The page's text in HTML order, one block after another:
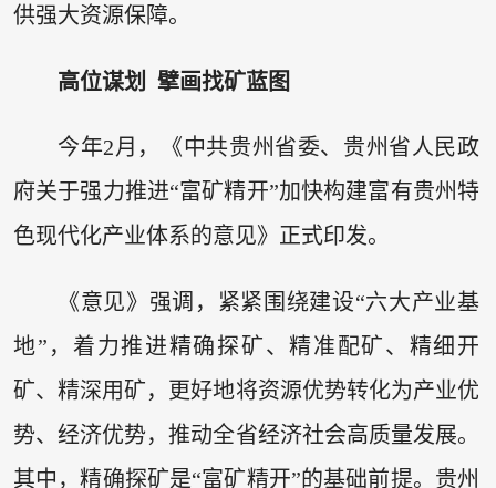
供强大资源保障。
高位谋划 擘画找矿蓝图
今年2月，《中共贵州省委、贵州省人民政
府关于强力推进“富矿精开”加快构建富有贵州特
色现代化产业体系的意见》正式印发。
《意见》强调，紧紧围绕建设“六大产业基
地”，着力推进精确探矿、精准配矿、精细开
矿、精深用矿，更好地将资源优势转化为产业优
势、经济优势，推动全省经济社会高质量发展。
其中，精确探矿是“富矿精开”的基础前提。贵州